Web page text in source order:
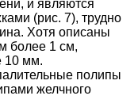
и являются
(рис. 7), трудно
Хотя описаны
более 1 см,
10 мм.
полипы
желчного